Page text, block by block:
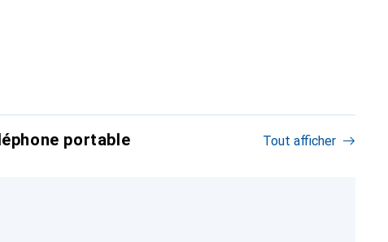
portable Tout afficher